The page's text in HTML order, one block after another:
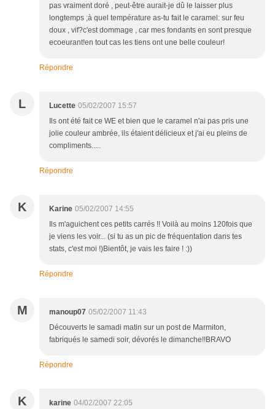
pas vraiment doré , peut-être aurait-je dû le laisser plus
longtemps ;à quel température as-tu fait le caramel: sur feu
doux , vif?c'est dommage , car mes fondants en sont presque
ecoeurant!en tout cas les tiens ont une belle couleur!
Répondre
L Lucette 05/02/2007 15:57
Ils ont été fait ce WE et bien que le caramel n'ai pas pris une
jolie couleur ambrée, ils étaient délicieux et j'ai eu pleins de
compliments.....
Répondre
K Karine 05/02/2007 14:55
Ils m'aguichent ces petits carrés !! Voilà au moins 120fois que
je viens les voir... (si tu as un pic de fréquentation dans tes
stats, c'est moi !)Bientôt, je vais les faire ! :))
Répondre
M manoup07 05/02/2007 11:43
Découverts le samadi matin sur un post de Marmiton,
fabriqués le samedi soir, dévorés le dimanche!!BRAVO
Répondre
K karine 04/02/2007 22:05